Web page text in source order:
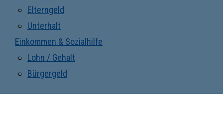
Elterngeld
Unterhalt
Einkommen & Sozialhilfe
Lohn / Gehalt
Bürgergeld